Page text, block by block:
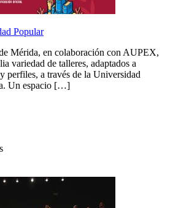
Popular
Mérida, en colaboración con AUPEX,
variedad de talleres, adaptados a
perfiles, a través de la Universidad
Un espacio […]